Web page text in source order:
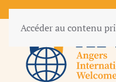
Accéder au contenu